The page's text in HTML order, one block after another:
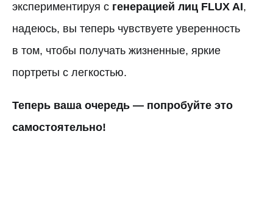
экспериментируя с генерацией лиц FLUX AI,
надеюсь, вы теперь чувствуете уверенность
в том, чтобы получать жизненные, яркие
портреты с легкостью.
Теперь ваша очередь — попробуйте это
самостоятельно!